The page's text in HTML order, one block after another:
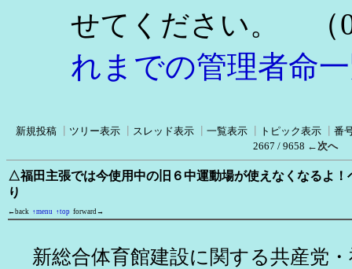
せてください。
（
れまでの管理者命
新規投稿 ツリー表示 スレッド表示 一覧表示 トピック表示
番
2667 / 9658 ←次へ
△福田主張では今使用中の旧６中運動場が使えなくなるよ！
り
←back ↑menu ↑top forward→
新総合体育館建設に関する共産党